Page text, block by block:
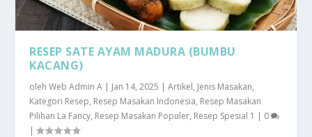
RESEP SATE AYAM MADURA (BUMBU
KACANG)
olehWeb Admin A | Jan 14, 2025 |Artikel, Jenis Masakan,
Kategori Resep, Resep Masakan Indonesia, Resep Masakan
Pilihan La Fancy, Resep Masakan Populer, Resep Spesial 1 | 0
|